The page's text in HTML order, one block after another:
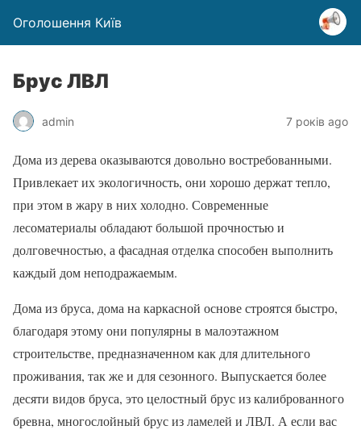
Оголошення Київ
Брус ЛВЛ
admin 7 років ago
Дома из дерева оказываются довольно востребованными.
Привлекает их экологичность, они хорошо держат тепло,
при этом в жару в них холодно. Современные
лесоматериалы обладают большой прочностью и
долговечностью, а фасадная отделка способен выполнить
каждый дом неподражаемым.
Дома из бруса, дома на каркасной основе строятся быстро,
благодаря этому они популярны в малоэтажном
строительстве, предназначенном как для длительного
проживания, так же и для сезонного. Выпускается более
десяти видов бруса, это целостный брус из калиброванного
бревна, многослойный брус из ламелей и ЛВЛ. А если вас